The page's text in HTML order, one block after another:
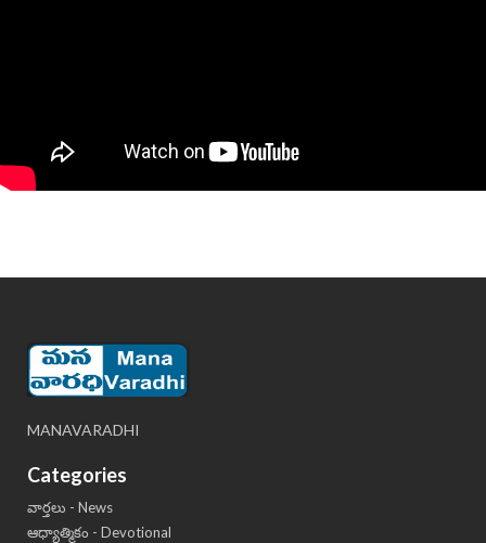
MANAVARADHI
Categories
వార్తలు - News
ఆధ్యాత్మికం - Devotional